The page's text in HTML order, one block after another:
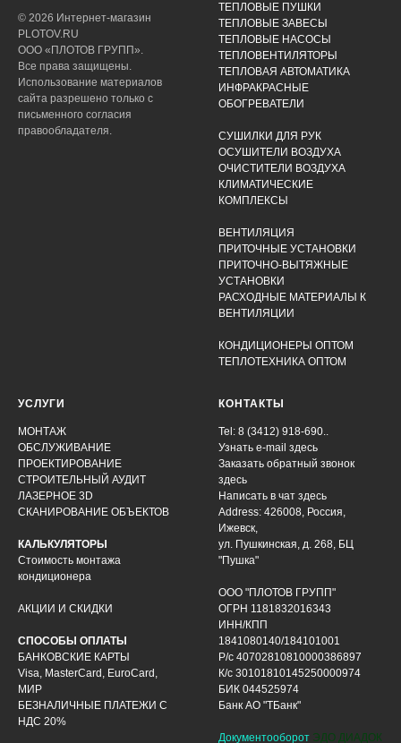
© 2026 Интернет-магазин
PLOTOV.RU
ООО «ПЛОТОВ ГРУПП».
Все права защищены.
Использование материалов
сайта разрешено только с
письменного согласия
правообладателя.
ТЕПЛОВЫЕ ПУШКИ
ТЕПЛОВЫЕ ЗАВЕСЫ
ТЕПЛОВЫЕ НАСОСЫ
ТЕПЛОВЕНТИЛЯТОРЫ
ТЕПЛОВАЯ АВТОМАТИКА
ИНФРАКРАСНЫЕ
ОБОГРЕВАТЕЛИ
СУШИЛКИ ДЛЯ РУК
ОСУШИТЕЛИ ВОЗДУХА
ОЧИСТИТЕЛИ ВОЗДУХА
КЛИМАТИЧЕСКИЕ
КОМПЛЕКСЫ
ВЕНТИЛЯЦИЯ
ПРИТОЧНЫЕ УСТАНОВКИ
ПРИТОЧНО-ВЫТЯЖНЫЕ
УСТАНОВКИ
РАСХОДНЫЕ МАТЕРИАЛЫ К
ВЕНТИЛЯЦИИ
КОНДИЦИОНЕРЫ ОПТОМ
ТЕПЛОТЕХНИКА ОПТОМ
УСЛУГИ
МОНТАЖ
ОБСЛУЖИВАНИЕ
ПРОЕКТИРОВАНИЕ
СТРОИТЕЛЬНЫЙ АУДИТ
ЛАЗЕРНОЕ 3D
СКАНИРОВАНИЕ ОБЪЕКТОВ
КАЛЬКУЛЯТОРЫ
Стоимость монтажа
кондиционера
АКЦИИ И СКИДКИ
СПОСОБЫ ОПЛАТЫ
БАНКОВСКИЕ КАРТЫ
Visa, MasterCard, EuroCard,
МИР
БЕЗНАЛИЧНЫЕ ПЛАТЕЖИ С
НДС 20%
КОНТАКТЫ
Tel: 8 (3412) 918-690..
Узнать e-mail здесь
Заказать обратный звонок
здесь
Написать в чат здесь
Address: 426008, Россия,
Ижевск,
ул. Пушкинская, д. 268, БЦ
"Пушка"
ООО "ПЛОТОВ ГРУПП"
ОГРН 1181832016343
ИНН/КПП
1841080140/184101001
Р/с 40702810810000386897
К/с 30101810145250000974
БИК 044525974
Банк АО "ТБанк"
Документооборот ЭДО ДИАДОК